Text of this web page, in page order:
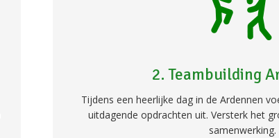
2. Teambuilding
Tijdens een heerlijke dag in de Ardennen
uitdagende opdrachten uit. Versterk het
samenwerking.